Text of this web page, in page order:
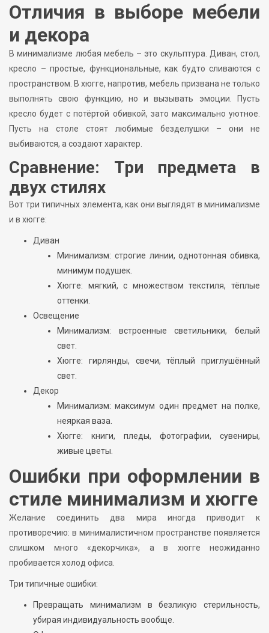
Отличия в выборе мебели
и декора
В минимализме любая мебель – это скульптура. Диван, стол,
кресло – простые, функциональные, как будто сливаются с
пространством. В хюгге, напротив, мебель призвана не только
выполнять свою функцию, но и вызывать эмоции. Пусть
кресло будет с потёртой обивкой, зато максимально уютное.
Пусть на столе стоят любимые безделушки – они не
выбиваются, а создают характер.
Сравнение: Три предмета в
двух стилях
Вот три типичных элемента, как они выглядят в минимализме
и в хюгге:
Диван
Минимализм: строгие линии, однотонная обивка,
минимум подушек.
Хюгге: мягкий, с множеством текстиля, тёплые
оттенки.
Освещение
Минимализм: встроенные светильники, белый
свет.
Хюгге: гирлянды, свечи, тёплый приглушённый
свет.
Декор
Минимализм: максимум один предмет на полке,
неяркая ваза.
Хюгге: книги, пледы, фотографии, сувениры,
живые цветы.
Ошибки при оформлении в
стиле минимализм и хюгге
Желание соединить два мира иногда приводит к
противоречию: в минималистичном пространстве появляется
слишком много «декорчика», а в хюгге неожиданно
пробивается холод офиса.
Три типичные ошибки:
Превращать минимализм в безликую стерильность,
убирая индивидуальность вообще.